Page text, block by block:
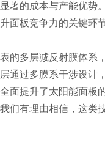
著的成本与产能优势
面板竞争力的关键环节
的多层减反射膜体系
通过多膜系干涉设计
面提升了太阳能面板
们有理由相信，这类